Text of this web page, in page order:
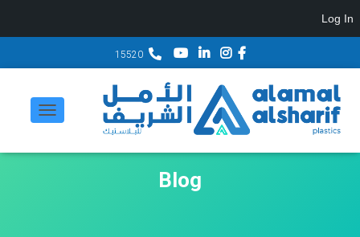
Log In
15520
تبديل
التنقل
Blog